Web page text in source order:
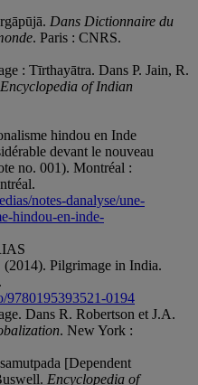
Dans Dictionnaire du
. Paris : CNRS.
: Tīrthayātra. Dans P. Jain, R.
Encyclopedia of Indian
hindou en Inde
devant le nouveau
no. 001). Montréal :
notes-danalyse/une-
hindou-en-inde-
Pilgrimage in India.
.
9780195393521-0194
Dans R. Robertson et J.A.
. New York :
[Dependent
Encyclopedia of